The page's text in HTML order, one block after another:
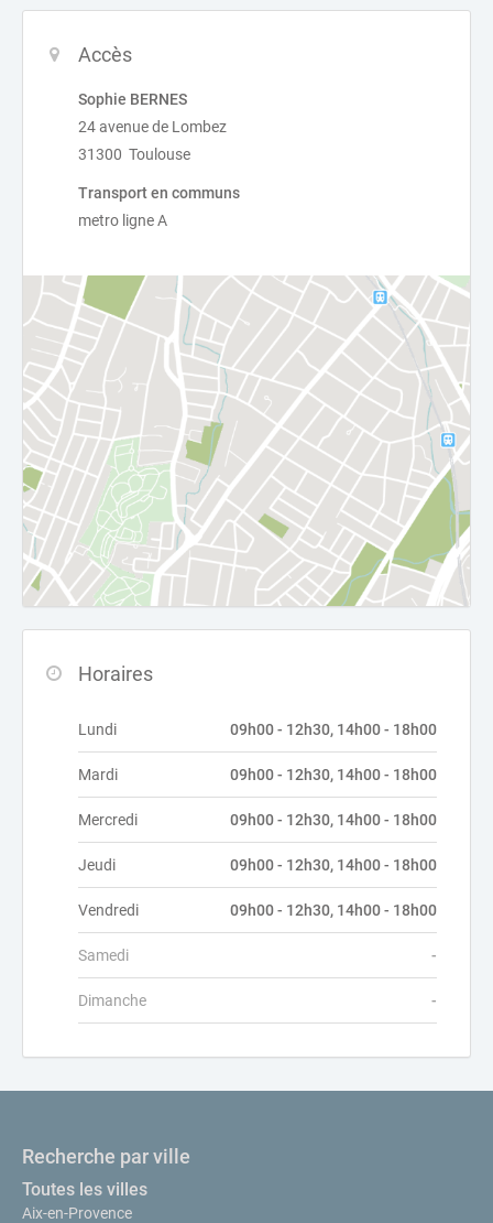
Accès
Sophie BERNES
24 avenue de Lombez
31300 Toulouse
Transport en communs
metro ligne A
Horaires
Lundi 09h00 - 12h30, 14h00 - 18h00
Mardi 09h00 - 12h30, 14h00 - 18h00
Mercredi 09h00 - 12h30, 14h00 - 18h00
Jeudi 09h00 - 12h30, 14h00 - 18h00
Vendredi 09h00 - 12h30, 14h00 - 18h00
Samedi -
Dimanche -
Recherche par ville
Toutes les villes
Aix-en-Provence